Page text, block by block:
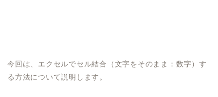
今回 は、 エクセルでセル結合（文字をそのまま：数字）す
る方法について説明します。